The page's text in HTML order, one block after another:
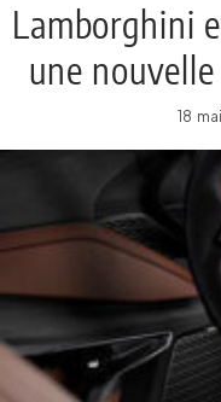
Lamborghini
une
pour la
18